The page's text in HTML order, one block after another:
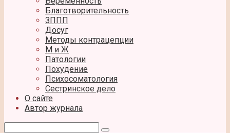
Благотворительность
ЗППП
Досуг
Методы контрацепции
М и Ж
Патологии
Похудение
Психосоматология
Сестринское дело
О сайте
Автор журнала
Поиск: